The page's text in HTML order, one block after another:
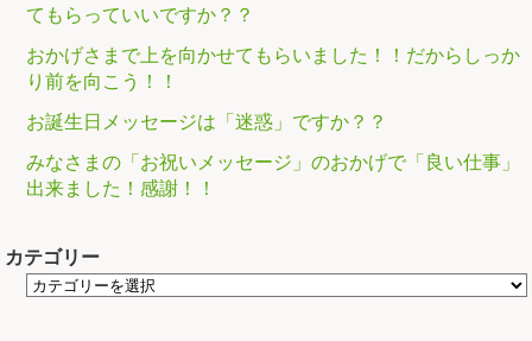
てもらっていいですか？？
おかげさまで上を向かせてもらいました！！だからしっか
り前を向こう！！
お誕生日メッセージは「迷惑」ですか？？
みなさまの「お祝いメッセージ」のおかげで「良い仕事」
出来ました！感謝！！
カテゴリー